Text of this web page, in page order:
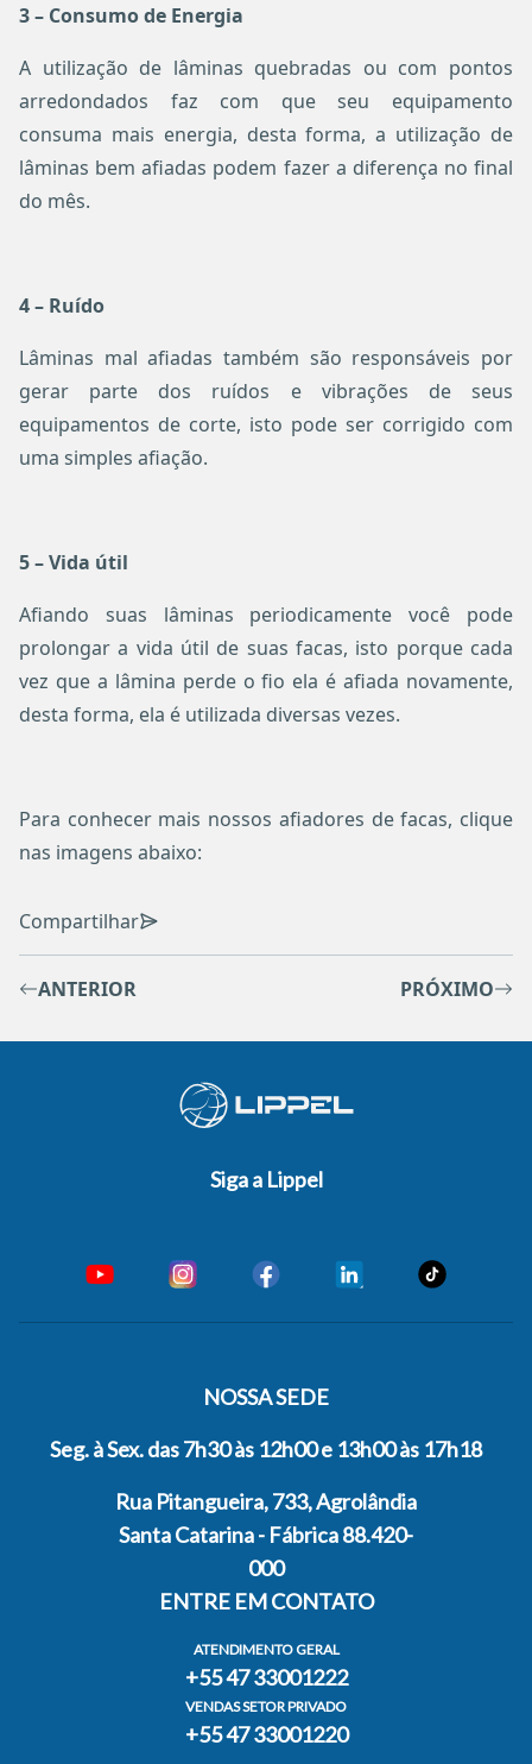
3 – Consumo de Energia
A utilização de lâminas quebradas ou com pontos
arredondados faz com que seu equipamento
consuma mais energia, desta forma, a utilização de
lâminas bem afiadas podem fazer a diferença no final
do mês.
4 – Ruído
Lâminas mal afiadas também são responsáveis por
gerar parte dos ruídos e vibrações de seus
equipamentos de corte, isto pode ser corrigido com
uma simples afiação.
5 – Vida útil
Afiando suas lâminas periodicamente você pode
prolongar a vida útil de suas facas, isto porque cada
vez que a lâmina perde o fio ela é afiada novamente,
desta forma, ela é utilizada diversas vezes.
Para conhecer mais nossos afiadores de facas, clique
nas imagens abaixo:
Compartilhar
ANTERIOR PRÓXIMO
Siga a Lippel
NOSSA SEDE
Seg. à Sex. das 7h30 às 12h00 e 13h00 às 17h18
Rua Pitangueira, 733, Agrolândia
Santa Catarina - Fábrica 88.420-
000
ENTRE EM CONTATO
ATENDIMENTO GERAL
+55 47 33001222
VENDAS SETOR PRIVADO
+55 47 33001220